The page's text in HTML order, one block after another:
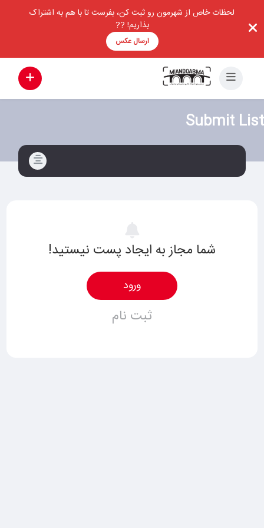
لحظات خاص از شهرمون رو ثبت کن، بفرست تا با هم به اشتراک
بذاریم! ??
ارسال عکس
Submit List
شما مجاز به ایجاد پست نیستید!
ورود
ثبت نام